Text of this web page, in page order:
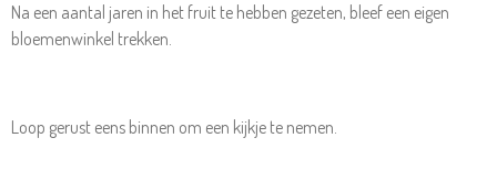
Na een aantal jaren in het fruit te hebben gezeten, bleef een eigen
bloemenwinkel trekken.
Loop gerust eens binnen om een kijkje te nemen.